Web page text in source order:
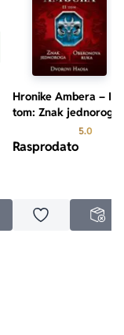
Hronike Ambera – II
tom: Znak jednoroga
/ Oberonova ruka /
Dvorovi Haosa
5.0
Rasprodato
Dodaj u